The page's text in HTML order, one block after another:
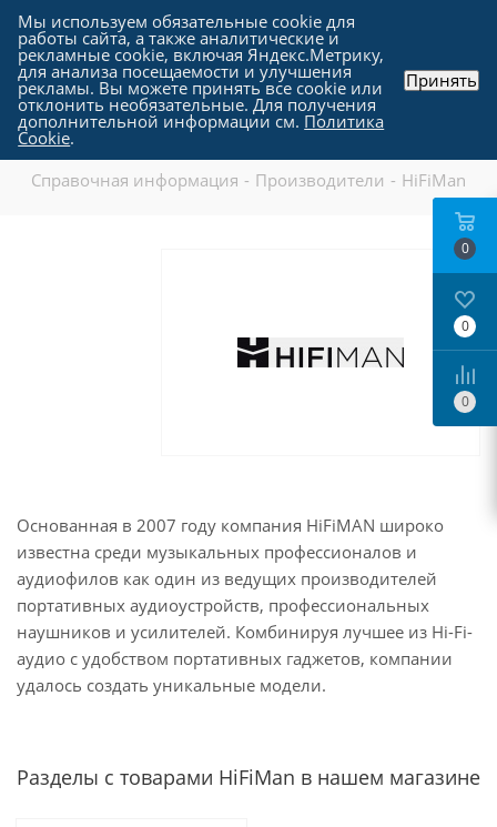
HiFiMan
Справочная информация - Производители - HiFiMan
Основанная в 2007 году компания HiFiMAN широко
известна среди музыкальных профессионалов и
аудиофилов как один из ведущих производителей
портативных аудиоустройств, профессиональных
наушников и усилителей. Комбинируя лучшее из Hi-Fi-
аудио с удобством портативных гаджетов, компании
удалось создать уникальные модели.
Разделы с товарами HiFiMan в нашем магазине
0
0
0
Мы используем обязательные cookie для
работы сайта, а также аналитические и
рекламные cookie, включая Яндекс.Метрику,
для анализа посещаемости и улучшения
рекламы. Вы можете принять все cookie или
отклонить необязательные. Для получения
дополнительной информации см. Политика
Cookie.
Принять